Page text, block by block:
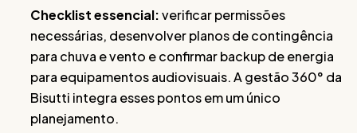
Checklist essencial:verificar permissões
necessárias, desenvolver planos de contingência
para chuva e vento e confirmar backup de energia
para equipamentos audiovisuais. A gestão 360° da
Bisutti integra esses pontos em um único
planejamento.